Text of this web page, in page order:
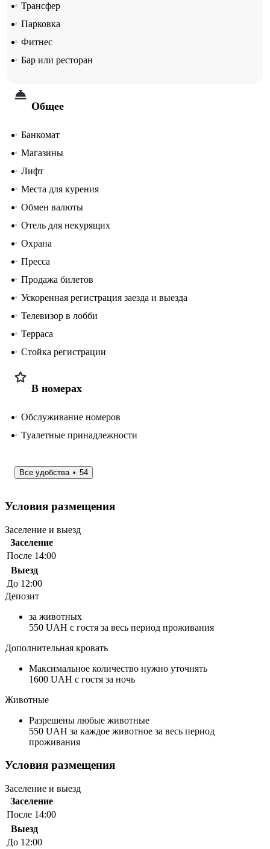
Трансфер
Парковка
Фитнес
Бар или ресторан
Общее
Банкомат
Магазины
Лифт
Места для курения
Обмен валюты
Отель для некурящих
Охрана
Пресса
Продажа билетов
Ускоренная регистрация заезда и выезда
Телевизор в лобби
Терраса
Стойка регистрации
В номерах
Обслуживание номеров
Туалетные принадлежности
Все удобства 54
Условия размещения
Заселение и выезд
Заселение
После 14:00
Выезд
До 12:00
Депозит
за животных
550 UAH с гостя за весь период проживания
Дополнительная кровать
Максимальное количество нужно уточнять
1600 UAH с гостя за ночь
Животные
Разрешены любые животные
550 UAH за каждое животное за весь период
проживания
Условия размещения
Заселение и выезд
Заселение
После 14:00
Выезд
До 12:00